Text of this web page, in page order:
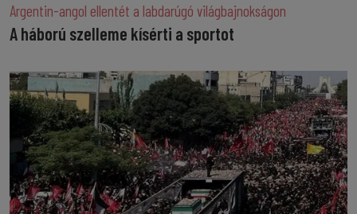
Argentin-angol ellentét a labdarúgó világbajnokságon
A háború szelleme kísérti a sportot